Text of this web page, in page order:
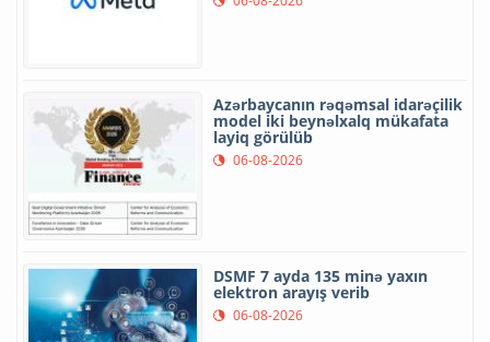
Azərbaycanın rəqəmsal idarəçilik
model iki beynəlxalq mükafata
layiq görülüb
06-08-2026
DSMF 7 ayda 135 minə yaxın
elektron arayış verib
06-08-2026